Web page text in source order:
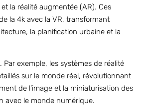
la réalité augmentée (AR). Ces
la 4k avec la VR, transformant
la planification urbaine et la
exemple, les systèmes de réalité
sur le monde réel, révolutionnant
de l’image et la miniaturisation des
avec le monde numérique.